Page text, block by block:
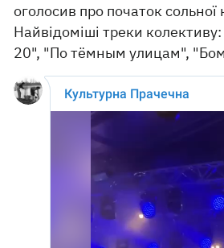
оголосив про початок сольної
Найвідоміші треки
20", "По тёмным улицам",